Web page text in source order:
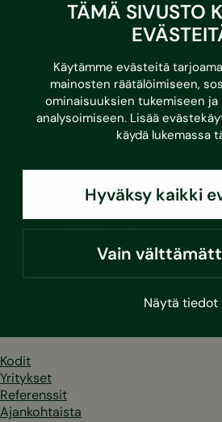
TÄMÄ SIVUSTO
Käytämme evästeitä
mainosten räätälöimiseen,
ominaisuuksien tukemiseen ja
analysoimiseen. Lisää
käydä lukemassa
Hyväksy kaikki
Vain
Näytä tiedot
Sustera Finland
Karvaamokuja 2 D
FI-00380 Helsinki
Puhelut 030/010-alkuisiin
soittavan operaattorin mukaan.
Kodit
Yritykset
Referenssit
Ajankohtaista